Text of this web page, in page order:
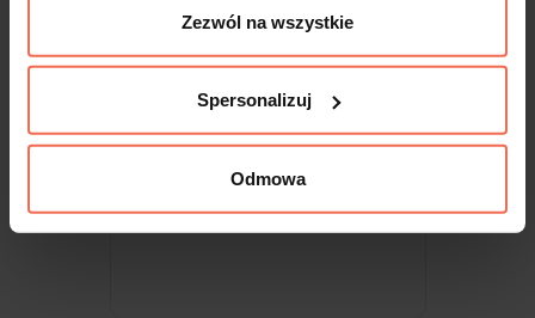
Zezwól na wszystkie
Spersonalizuj
Odmowa